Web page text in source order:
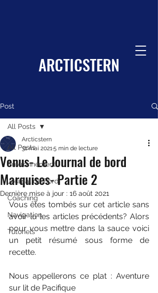
ARCTICSTERN
Post
All Posts
Environnement
Journal de Bord
Coaching
Navigation
Tutoriels
All Posts
Venus- Le Journal de bord
Marquises- Partie 2
Arcticstern
31 mai 20215 min de lecture
Dernière mise à jour : 16 août 2021
Vous êtes tombés sur cet article sans
avoir lu les articles précédents? Alors
pour vous mettre dans la sauce voici
un petit résumé sous forme de
recette.
Nous appellerons ce plat : Aventure
sur lit de Pacifique